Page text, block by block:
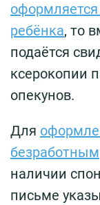
ребёнка, то
подаётся
ксерокопии
опекунов.
Для
безработным
наличии
письме